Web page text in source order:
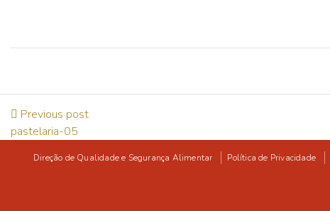
Previous post
pastelaria-05
Direção de Qualidade e Segurança Alimentar Política de Privacidade